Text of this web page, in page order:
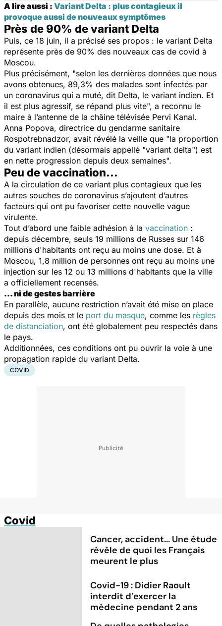
A lire aussi : Variant Delta : plus contagieux il
provoque aussi de nouveaux symptômes
Près de 90% de variant Delta
Puis, ce 18 juin, il a précisé ses propos : le variant Delta
représente près de 90% des nouveaux cas de covid à
Moscou.
Plus précisément, "selon les dernières données que nous
avons obtenues, 89,3% des malades sont infectés par
un coronavirus qui a muté, dit Delta, le variant indien. Et
il est plus agressif, se répand plus vite", a reconnu le
maire à l’antenne de la châine télévisée Pervi Kanal.
Anna Popova, directrice du gendarme sanitaire
Rospotrebnadzor, avait révélé la veille que "la proportion
du variant indien (désormais appellé "variant delta") est
en nette progression depuis deux semaines".
Peu de vaccination...
A la circulation de ce variant plus contagieux que les
autres souches de coronavirus s’ajoutent d’autres
facteurs qui ont pu favoriser cette nouvelle vague
virulente.
Tout d’abord une faible adhésion à la vaccination :
depuis décembre, seuls 19 millions de Russes sur 146
millions d'habitants ont reçu au moins une dose. Et à
Moscou, 1,8 million de personnes ont reçu au moins une
injection sur les 12 ou 13 millions d'habitants que la ville
a officiellement recensés.
... ni de gestes barrière
En parallèle, aucune restriction n’avait été mise en place
depuis des mois et le port du masque, comme les règles
de distanciation, ont été globalement peu respectés dans
le pays.
Additionnées, ces conditions ont pu ouvrir la voie à une
propagation rapide du variant Delta.
COVID
Covid
Cancer, accident... Une étude
révèle de quoi les Français
meurent le plus
Covid-19 : Didier Raoult
interdit d’exercer la
médecine pendant 2 ans